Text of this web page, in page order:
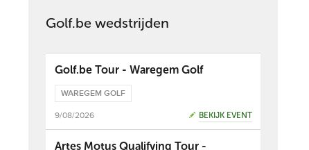
Golf.be wedstrijden
Golf.be Tour - Waregem Golf
WAREGEM GOLF
9/08/2026 BEKIJK EVENT
Artes Motus Qualifying Tour -